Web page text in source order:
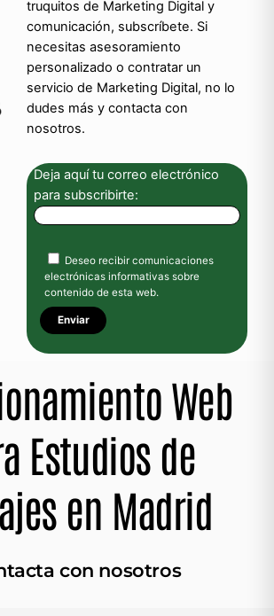
truquitos de Marketing Digital y
comunicación, subscríbete. Si
necesitas asesoramiento
personalizado o contratar un
servicio de Marketing Digital, no lo
dudes más ycontacta con
nosotros.
Deja aquí tu correo electrónico
para subscribirte:
Deseo recibir comunicaciones
electrónicas informativas sobre
contenido de esta web.
Web
Estudios de
en Madrid
con nosotros